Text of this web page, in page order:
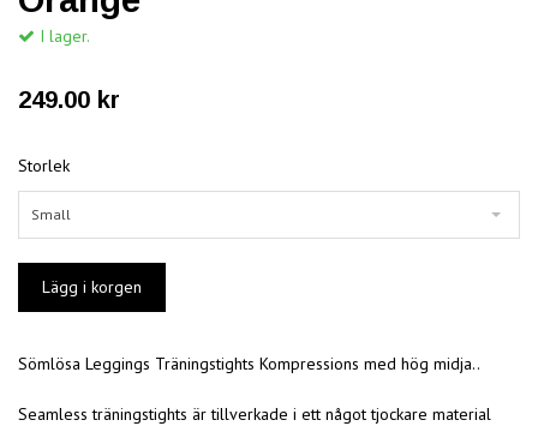
I lager.
249.00 kr
Storlek
Small
Sömlösa Leggings Träningstights Kompressions med hög midja..
Seamless träningstights är tillverkade i ett något tjockare material